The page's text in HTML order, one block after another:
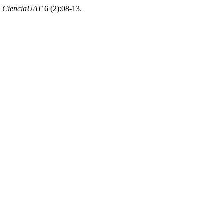
CienciaUAT6 (2):08-13.